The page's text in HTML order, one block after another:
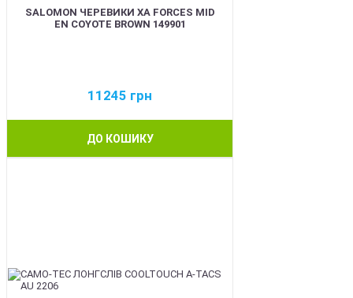
SALOMON ЧЕРЕВИКИ XA FORCES MID
EN COYOTE BROWN 149901
11245 грн
ДО КОШИКУ